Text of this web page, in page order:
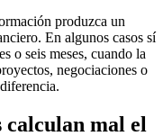
produzca un
En algunos casos sí
o seis meses, cuando la
negociaciones o
calculan mal el